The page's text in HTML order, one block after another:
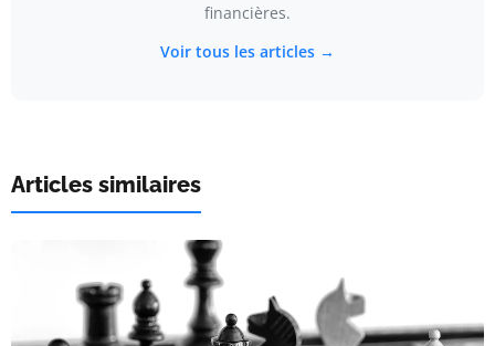
financières.
Voir tous les articles →
Articles similaires